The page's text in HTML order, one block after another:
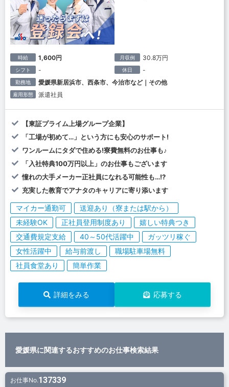
時給 1,600円 月収例 30.8万円
シフト - 休日 -
勤務地 愛媛県新居浜市、西条市、今治市など｜その他
雇用形態 派遣社員
【東証プライム上場グループ企業】
「工場が初めて…」という方にも安心のサポート!
ワンルームにタダで住める!寮費無料のお仕事も♪
「入社特典100万円以上」のお仕事もございます
憧れの大手メーカー正社員になれる可能性も…!?
充実した教育でアナタのキャリアに寄り添います
マイカー通勤可
送迎あり（寮または駅から）
未経験OK
正社員登用制度あり
嬉しい特典つき
交通費規定支給
40～50代活躍中
ガッツリ稼ぐ
女性活躍中
給与前渡し
職場駐車場無料
社員食堂あり
簡単作業
詳細をみる 応募する
愛媛県に関連するおすすめのお仕事検索結果
お仕事No.137339